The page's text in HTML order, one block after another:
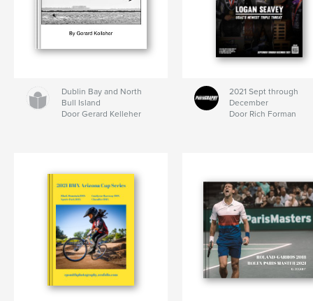
Dublin Bay and North
Bull Island
Door Gerard Kelleher
2021 Sept through
December
Door Rich Forman